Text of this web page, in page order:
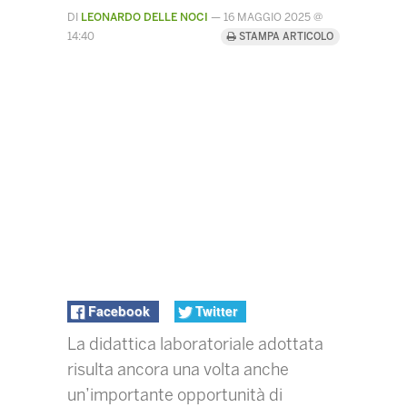
DI LEONARDO DELLE NOCI — 16 MAGGIO 2025 @
14:40
STAMPA ARTICOLO
Facebook Twitter
La didattica laboratoriale adottata
risulta ancora una volta anche
un’importante opportunità di